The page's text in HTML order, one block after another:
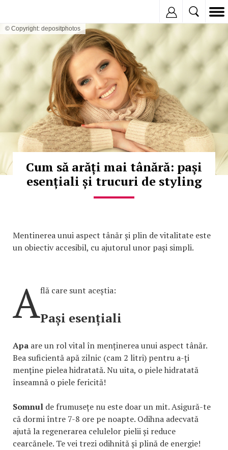
© Copyright: depositphotos
Cum să arăți mai tânără: pași
esențiali și trucuri de styling
Mentinerea unui aspect tânăr și plin de vitalitate este
un obiectiv accesibil, cu ajutorul unor pași simpli.
Află care sunt aceștia:
Pași esențiali
Apa are un rol vital în menținerea unui aspect tânăr.
Bea suficientă apă zilnic (cam 2 litri) pentru a-ți
menține pielea hidratată. Nu uita, o piele hidratată
înseamnă o piele fericită!
Somnul de frumusețe nu este doar un mit. Asigură-te
că dormi între 7-8 ore pe noapte. Odihna adecvată
ajută la regenerarea celulelor pielii și reduce
cearcănele. Te vei trezi odihnită și plină de energie!